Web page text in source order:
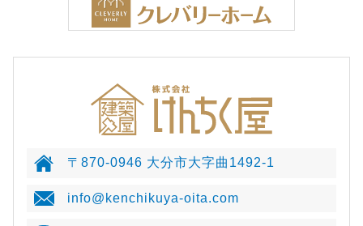
〒870-0946 大分市大字曲1492-1
info@kenchikuya-oita.com